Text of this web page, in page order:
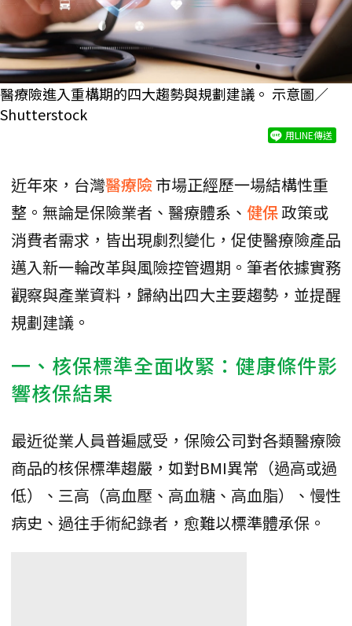
醫療險進入重構期的四大趨勢與規劃建議。 示意圖／
Shutterstock
用LINE傳送
近年來，台灣醫療險市場正經歷一場結構性重
整。無論是保險業者、醫療體系、 健保政策或
消費者需求，皆出現劇烈變化，促使醫療險產品
邁入新一輪改革與風險控管週期。筆者依據實務
觀察與產業資料，歸納出四大主要趨勢，並提醒
規劃建議。
一、核保標準全面收緊：健康條件影
響核保結果
最近從業人員普遍感受，保險公司對各類醫療險
商品的核保標準趨嚴，如對BMI異常（過高或過
低）、三高（高血壓、高血糖、高血脂）、慢性
病史、過往手術紀錄者，愈難以標準體承保。